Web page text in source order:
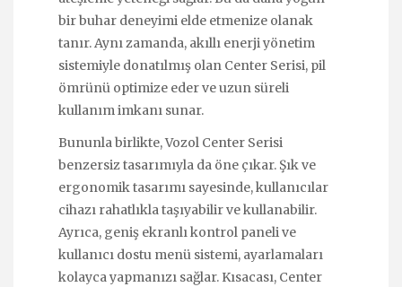
bir buhar deneyimi elde etmenize olanak
tanır. Aynı zamanda, akıllı enerji yönetim
sistemiyle donatılmış olan Center Serisi, pil
ömrünü optimize eder ve uzun süreli
kullanım imkanı sunar.
Bununla birlikte, Vozol Center Serisi
benzersiz tasarımıyla da öne çıkar. Şık ve
ergonomik tasarımı sayesinde, kullanıcılar
cihazı rahatlıkla taşıyabilir ve kullanabilir.
Ayrıca, geniş ekranlı kontrol paneli ve
kullanıcı dostu menü sistemi, ayarlamaları
kolayca yapmanızı sağlar. Kısacası, Center